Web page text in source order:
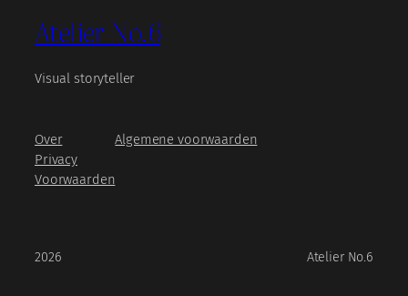
Atelier No.6
Visual storyteller
Over
Privacy
Voorwaarden
Algemene voorwaarden
2026 Atelier No.6